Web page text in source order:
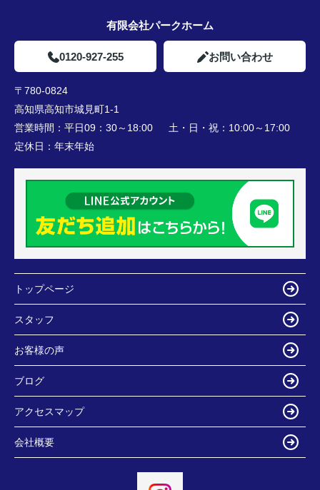
有限会社パークホーム
0120-927-255 お問い合わせ
〒780-0824
高知県高知市城見町1-1
営業時間： 平日09：30～18:00 土・日・祝：10:00～17:00
定休日： 年末年始
トップページ
スタッフ
お客様の声
ブログ
アクセスマップ
会社概要